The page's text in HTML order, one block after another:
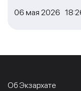
06 мая 2026
Об Экзархате